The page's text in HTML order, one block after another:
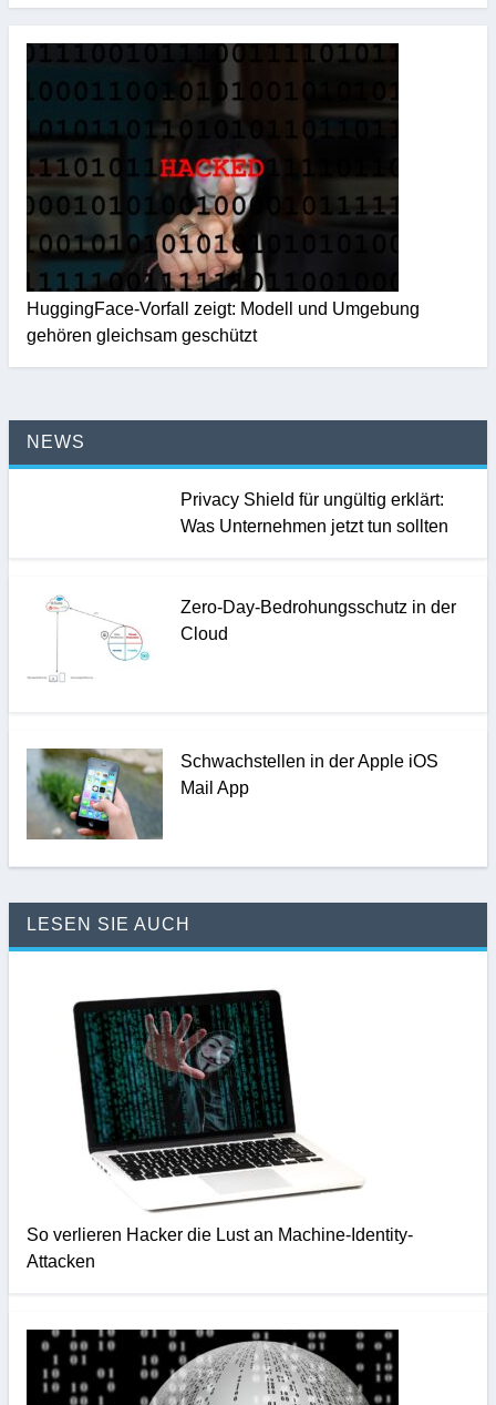
HuggingFace-Vorfall zeigt: Modell und Umgebung
gehören gleichsam geschützt
NEWS
Privacy Shield für ungültig erklärt:
Was Unternehmen jetzt tun sollten
Zero-Day-Bedrohungsschutz in der
Cloud
Schwachstellen in der Apple iOS
Mail App
LESEN SIE AUCH
So verlieren Hacker die Lust an Machine-Identity-
Attacken